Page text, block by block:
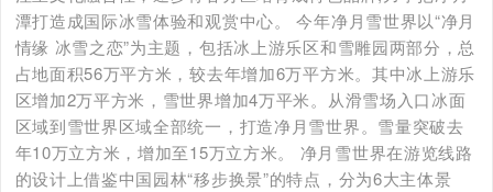
潭打造成国际冰雪体验和观赏中心。 今年净月雪世界以“净月
情缘 冰雪之恋”为主题，包括冰上游乐区和雪雕园两部分，总
占地面积56万平方米，较去年增加6万平方米。其中冰上游乐
区增加2万平方米，雪世界增加4万平米。从滑雪场入口冰面
区域到雪世界区域全部统一，打造净月雪世界。雪量突破去
年10万立方米，增加至15万立方米。 净月雪世界在游览线路
的设计上借鉴中国园林“移步换景”的特点，分为6大主体景